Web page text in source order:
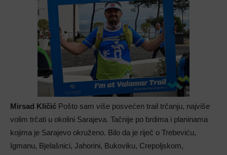
Mirsad Kličić Pošto sam više posvećen trail trčanju, najviše
volim trčati u okolini Sarajeva. Tačnije po brdima i planinama
kojima je Sarajevo okruženo. Bilo da je riječ o Trebeviću,
Igmanu, Bjelašnici, Jahorini, Bukoviku, Crepoljskom,